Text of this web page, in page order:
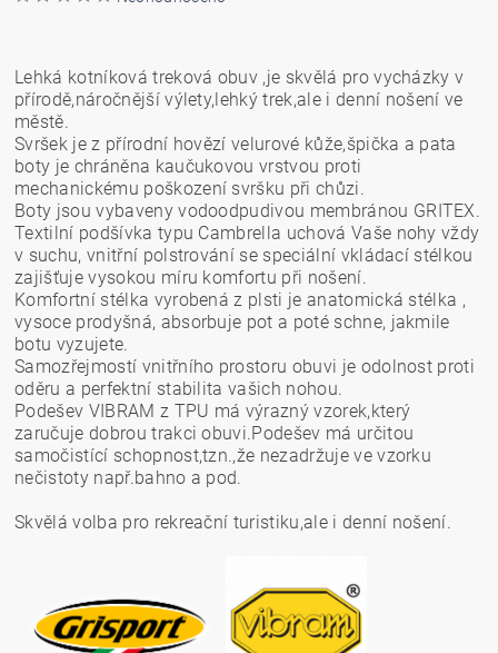
Lehká kotníková treková obuv ,je skvělá pro vycházky v
přírodě,náročnější výlety,lehký trek,ale i denní nošení ve
městě.
Svršek je z přírodní hovězí velurové kůže,špička a pata
boty je chráněna kaučukovou vrstvou proti
mechanickému poškození svršku při chůzi.
Boty jsou vybaveny vodoodpudivou membránou GRITEX.
Textilní podšívka typu Cambrella uchová Vaše nohy vždy
v suchu, vnitřní polstrování se speciální vkládací stélkou
zajišťuje vysokou míru komfortu při nošení.
Komfortní stélka vyrobená z plsti je anatomická stélka ,
vysoce prodyšná, absorbuje pot a poté schne, jakmile
botu vyzujete.
Samozřejmostí vnitřního prostoru obuvi je odolnost proti
oděru a perfektní stabilita vašich nohou.
Podešev VIBRAM z TPU má výrazný vzorek,který
zaručuje dobrou trakci obuvi.Podešev má určitou
samočistící schopnost,tzn.,že nezadržuje ve vzorku
nečistoty např.bahno a pod.
Skvělá volba pro rekreační turistiku,ale i denní nošení.